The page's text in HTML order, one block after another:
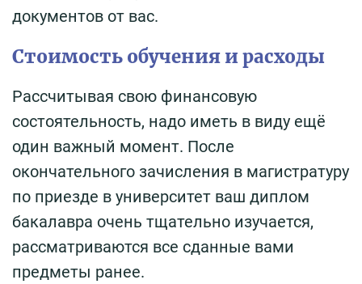
документов от вас.
Стоимость обучения и расходы
Рассчитывая свою финансовую
состоятельность, надо иметь в виду ещё
один важный момент. После
окончательного зачисления в магистратуру
по приезде в университет ваш диплом
бакалавра очень тщательно изучается,
рассматриваются все сданные вами
предметы ранее.